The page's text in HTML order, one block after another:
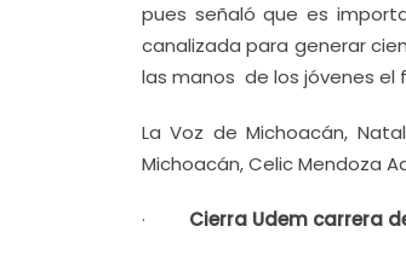
pues señaló que es
canalizada para generar
las manos de los jóvenes el
La Voz de Michoacán,
Michoacán, Celic Mendoza
· Cierra Udem carrera